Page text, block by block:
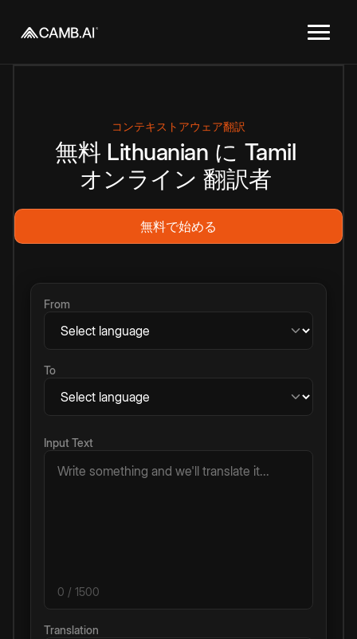
コンテキストアウェア翻訳
無料 Lithuanian に Tamil
オンライン 翻訳者
無料で始める
From
To
Input Text
0 / 1500
Translation